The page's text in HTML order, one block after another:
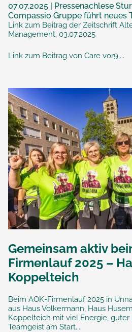
07.07.2025 | Pressenachlese
Compassio Gruppe führt neues
Link zum Beitrag der Zeitschrift
Management, 03.07.2025
Link zum Beitrag von Care vor9,...
Gemeinsam aktiv
Firmenlauf 2025 –
Koppelteich
Beim AOK-Firmenlauf 2025 in
aus Haus Volkermann, Haus
Koppelteich mit viel Energie,
Teamgeist am Start....